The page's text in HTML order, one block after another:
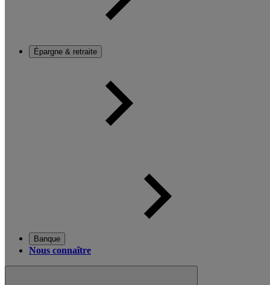
Épargne & retraite
Banque
Nous connaître